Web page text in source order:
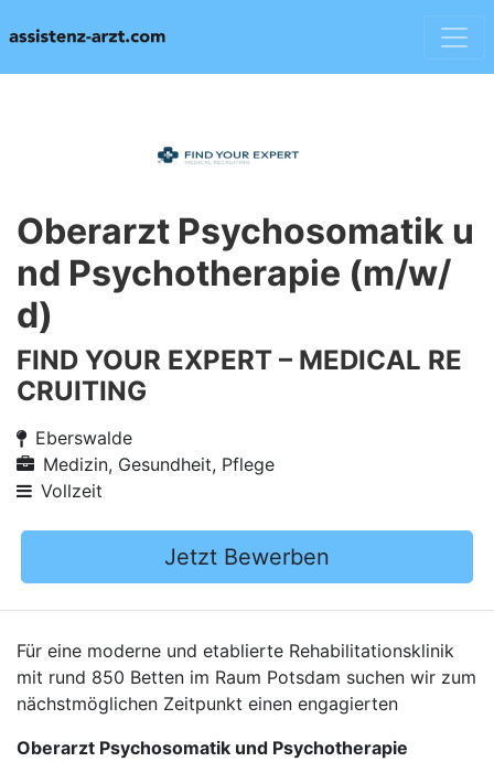
Oberarzt Psychosomatik u
nd Psychotherapie (m/w/
d)
FIND YOUR EXPERT – MEDICAL RE
CRUITING
Eberswalde
Medizin, Gesundheit, Pflege
Vollzeit
Jetzt Bewerben
Für eine moderne und etablierte Rehabilitationsklinik
mit rund 850 Betten im Raum Potsdam suchen wir zum
nächstmöglichen Zeitpunkt einen engagierten
Oberarzt Psychosomatik und Psychotherapie